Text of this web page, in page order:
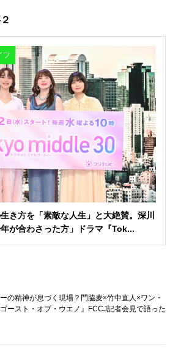
フ
き方を「素敵な人生」と大絶賛。深川
が合わさった方」ドラマ『Tok...
の精神が息づく現場？門脇麦×竹中直人×ワン・
ースト・オブ・ウエノ』FCCJ記者会見で語った